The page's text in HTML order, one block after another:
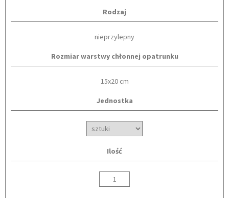
Rodzaj
nieprzylepny
Rozmiar warstwy chłonnej opatrunku
15x20 cm
Jednostka
Ilość